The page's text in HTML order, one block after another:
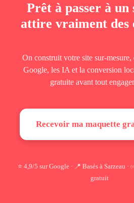
Prêt à passer à un
attire vraiment des
On construit votre site sur-
Google, les IA et la conversion
gratuite avant tout
Recevoir ma maquette
⭐ 4,9/5 sur Google · 📍 Basés à Sarzeau ·
gratuit